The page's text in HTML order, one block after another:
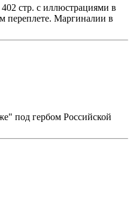
стр. с иллюстрациями в
переплете. Маргиналии в
под гербом Российской